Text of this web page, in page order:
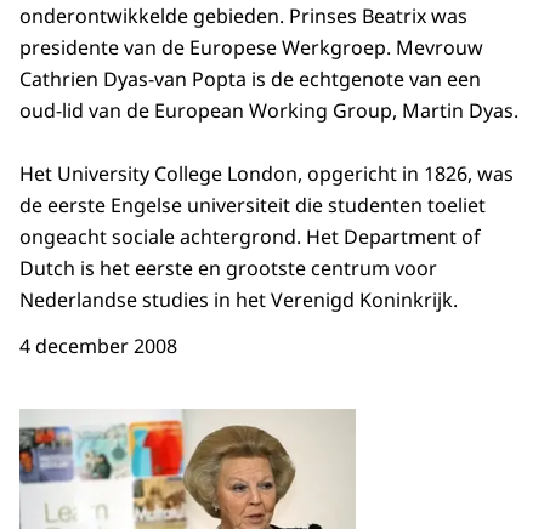
onderontwikkelde gebieden. Prinses Beatrix was
presidente van de Europese Werkgroep. Mevrouw
Cathrien Dyas-van Popta is de echtgenote van een
oud-lid van de European Working Group, Martin Dyas.
Het University College London, opgericht in 1826, was
de eerste Engelse universiteit die studenten toeliet
ongeacht sociale achtergrond. Het Department of
Dutch is het eerste en grootste centrum voor
Nederlandse studies in het Verenigd Koninkrijk.
4 december 2008
Open de galerij in vergrote